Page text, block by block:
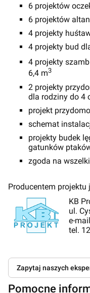
6 projektów
6 projektów altan
4 projekty
4 projekty bud
4 projekty
6,4 m3
2 projekty
dla rodziny do 4
projekt
schemat
projekty budek
gatunków
zgoda na
Producentem projektu
KB
ul.
e-
tel.
Zapytaj naszych
Pomocne